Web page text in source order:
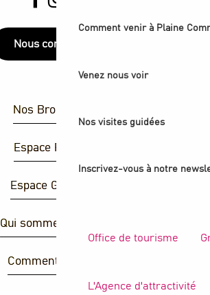
Comment venir à Plaine
Venez nous voir
Nos visites guidées
Inscrivez-vous à notre
Office de tourisme
L'Agence d'attractivité
Nous contacter
Nos Brochures
Espace Presse
Espace Groupes
Qui sommes-nous ?
Comment venir ?